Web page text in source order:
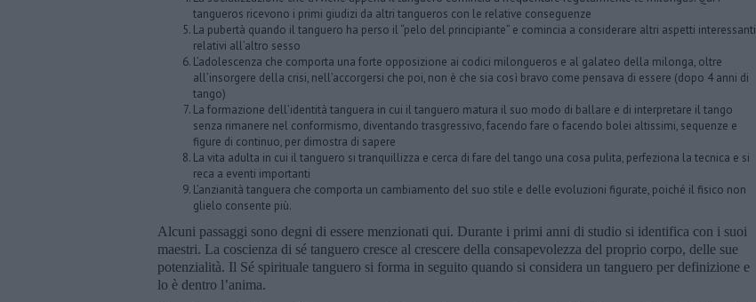
tangueros ricevono i primi giudizi da altri tangueros con le relative conseguenze
La pubertà quando il tanguero ha perso il “pelo del principiante” e comincia a considerare altri aspetti interessanti
relativi all’altro sesso
L’adolescenza che comporta una forte opposizione ai codici milongueros e al galateo della milonga, oltre
all’insorgere della crisi, nell’accorgersi che poi, non è che sia così bravo come pensava di essere (dopo 4 anni di
tango)
La formazione dell’identità tanguera in cui il tanguero matura il suo modo di ballare e di interpretare il tango
senza rimanere nel conformismo, diventando trasgressivo, facendo fare o facendo bolei altissimi, sequenze e
figure di continuo, per dimostra di sapere
La vita adulta in cui il tanguero si tranquillizza e cerca di fare del tango una cosa pulita, perfeziona la tecnica e si
reca a eventi importanti
L’anzianità tanguera che comporta un cambiamento del suo stile e delle evoluzioni figurate, poiché il fisico non
glielo consente più.
Alcuni passaggi sono degni di essere menzionati qui. Durante i primi anni di studio si identifica con i suoi
maestri. La coscienza di sé tanguero cresce al crescere della consapevolezza del proprio corpo, delle sue
potenzialità. Il Sé spirituale tanguero si forma in seguito quando si considera un tanguero per definizione e
lo è dentro l’anima.